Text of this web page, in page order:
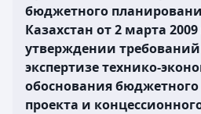
бюджетного
Казахстан от 2 марта
утверждении требований
экспертизе технико-
обоснования
проекта и